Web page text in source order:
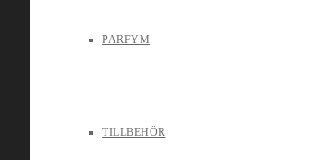
PARFYM
TILLBEHÖR